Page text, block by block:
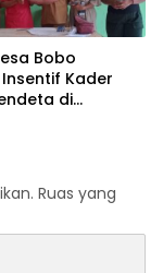
Bobo
Kader
di
Ruas yang